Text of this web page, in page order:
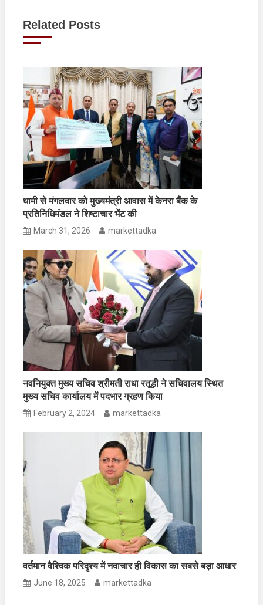
Related Posts
धामी से मंगलवार को मुख्यमंत्री आवास में केनरा बैंक के
प्रतिनिधिमंडल ने शिष्टाचार भेंट की
March 31, 2026 markettadka
नवनियुक्त मुख्य सचिव श्रीमती राधा रतूड़ी ने सचिवालय स्थित
मुख्य सचिव कार्यालय में पदभार ग्रहण किया
February 2, 2024 markettadka
वर्तमान वैश्विक परिदृश्य में नवाचार ही विकास का सबसे बड़ा आधार
June 18, 2025 markettadka